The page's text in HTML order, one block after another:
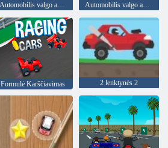
Automobilis valgo automobilį 5 Automobilis valgo automobilį: žiemos nuotykis
Formulė Karščiavimas 2 lenktynės 2